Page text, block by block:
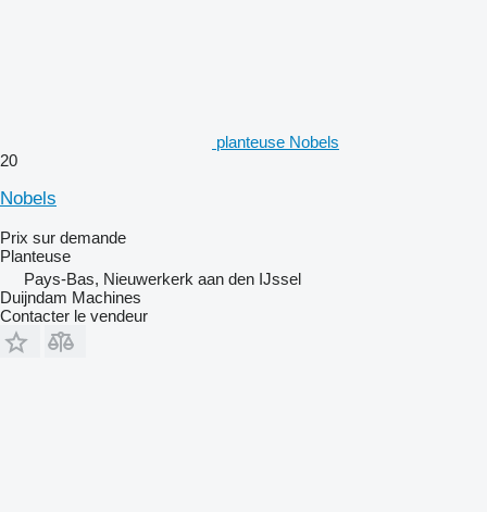
planteuse Nobels
20
Nobels
Prix sur demande
Planteuse
Pays-Bas, Nieuwerkerk aan den IJssel
Duijndam Machines
Contacter le vendeur